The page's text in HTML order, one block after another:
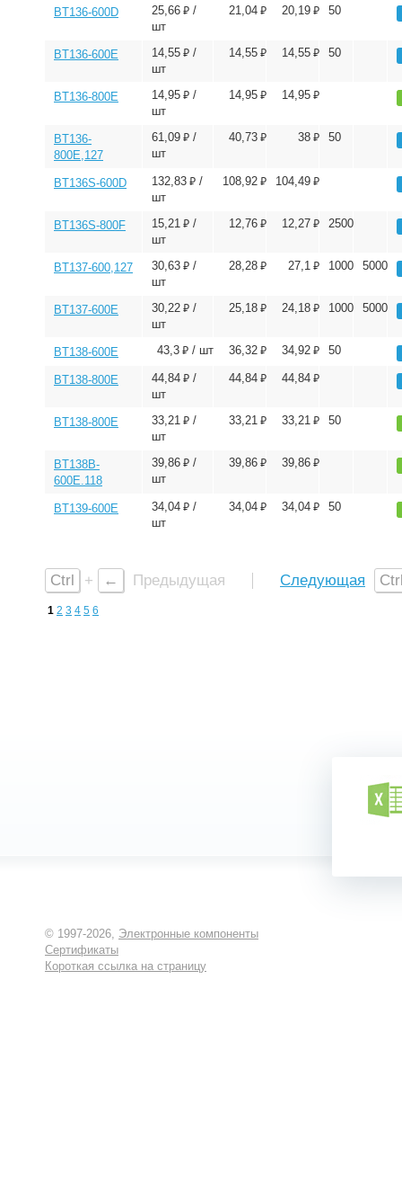
BT136-600D 25,66 ⃏ /
шт
21,04 ⃏ 20,19 ⃏ 50
BT136-600E 14,55 ⃏ /
шт
14,55 ⃏ 14,55 ⃏ 50
BT136-800E 14,95 ⃏ /
шт
14,95 ⃏ 14,95 ⃏
BT136-
800E,127
61,09 ⃏ /
шт
40,73 ⃏ 38 ⃏ 50
BT136S-600D 132,83 ⃏ /
шт
108,92 ⃏ 104,49 ⃏
BT136S-800F 15,21 ⃏ /
шт
12,76 ⃏ 12,27 ⃏ 2500
BT137-600,127 30,63 ⃏ /
шт
28,28 ⃏ 27,1 ⃏ 1000 5000
BT137-600E 30,22 ⃏ /
шт
25,18 ⃏ 24,18 ⃏ 1000 5000
BT138-600E 43,3 ⃏ / шт 36,32 ⃏ 34,92 ⃏ 50
BT138-800E 44,84 ⃏ /
шт
44,84 ⃏ 44,84 ⃏
BT138-800E 33,21 ⃏ /
шт
33,21 ⃏ 33,21 ⃏ 50
BT138B-
600E.118
39,86 ⃏ /
шт
39,86 ⃏ 39,86 ⃏
BT139-600E 34,04 ⃏ /
шт
34,04 ⃏ 34,04 ⃏ 50
Ctrl + ← Предыдущая Следующая
1 2 3 4 5 6
© 1997-2026, Электронные компоненты
Сертификаты
Короткая ссылка на страницу